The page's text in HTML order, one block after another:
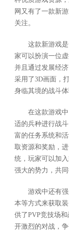
网又有了一款新
关注。
这款新游戏
家可以扮演一位
并且通过发展经
采用了3D画面，
身临其境的战斗体
在这款游戏
适的兵种进行战
富的任务系统和
取资源和奖励，
统，玩家可以加
强大的势力，共同
游戏中还有
本等方式来获取
供了PVP竞技场
开激烈的对战，